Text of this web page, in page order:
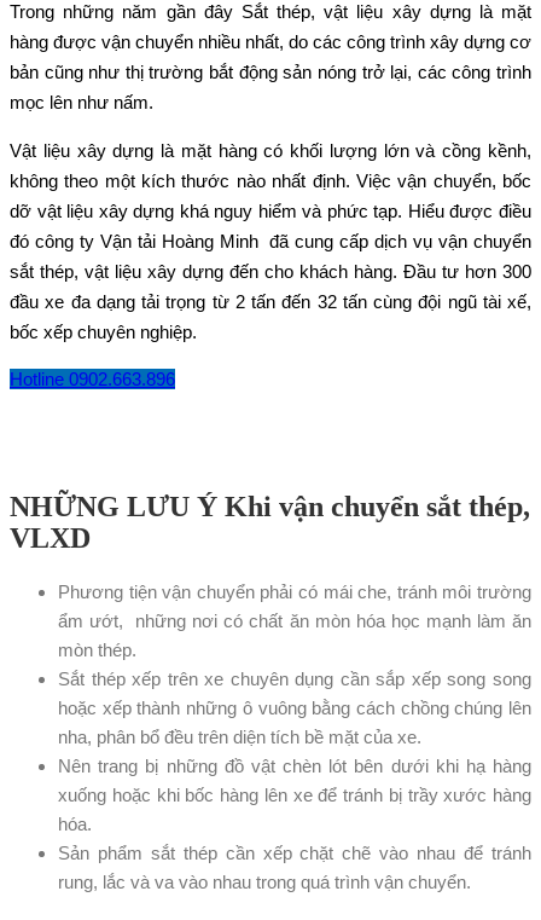
Trong những năm gần đây Sắt thép, vật liệu xây dựng là mặt
hàng được vận chuyển nhiều nhất, do các công trình xây dựng cơ
bản cũng như thị trường bắt động sản nóng trở lại, các công trình
mọc lên như nấm.
Vật liệu xây dựng là mặt hàng có khối lượng lớn và cồng kềnh,
không theo một kích thước nào nhất định. Việc vận chuyển, bốc
dỡ vật liệu xây dựng khá nguy hiểm và phức tạp. Hiểu được điều
đó công ty Vận tải Hoàng Minh đã cung cấp dịch vụ vận chuyển
sắt thép, vật liệu xây dựng đến cho khách hàng. Đầu tư hơn 300
đầu xe đa dạng tải trọng từ 2 tấn đến 32 tấn cùng đội ngũ tài xế,
bốc xếp chuyên nghiệp.
Hotline 0902.663.896
NHỮNG LƯU Ý Khi vận chuyển sắt thép,
VLXD
Phương tiện vận chuyển phải có mái che, tránh môi trường
ẩm ướt, những nơi có chất ăn mòn hóa học mạnh làm ăn
mòn thép.
Sắt thép xếp trên xe chuyên dụng cần sắp xếp song song
hoặc xếp thành những ô vuông bằng cách chồng chúng lên
nha, phân bổ đều trên diện tích bề mặt của xe.
Nên trang bị những đồ vật chèn lót bên dưới khi hạ hàng
xuống hoặc khi bốc hàng lên xe để tránh bị trầy xước hàng
hóa.
Sản phẩm sắt thép cần xếp chặt chẽ vào nhau để tránh
rung, lắc và va vào nhau trong quá trình vận chuyển.